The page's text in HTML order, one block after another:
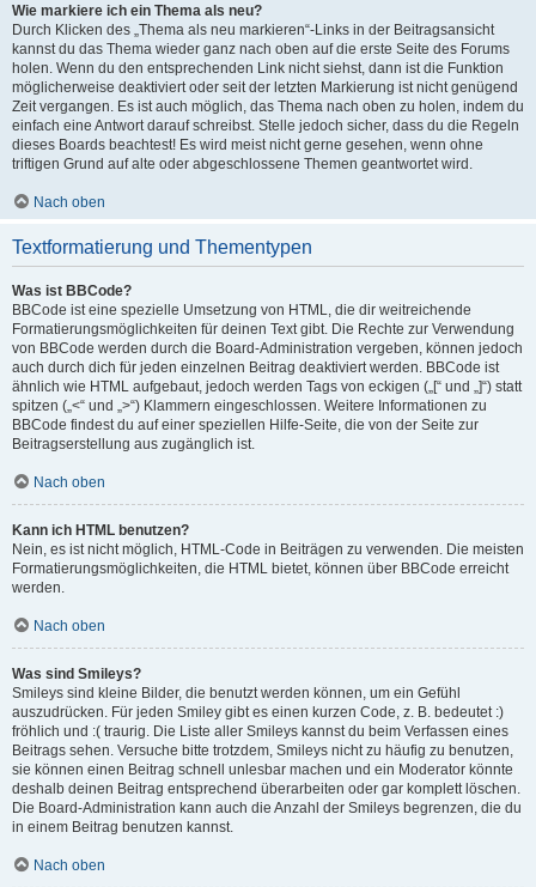
Wie markiere ich ein Thema als neu?
Durch Klicken des „Thema als neu markieren“-Links in der Beitragsansicht
kannst du das Thema wieder ganz nach oben auf die erste Seite des Forums
holen. Wenn du den entsprechenden Link nicht siehst, dann ist die Funktion
möglicherweise deaktiviert oder seit der letzten Markierung ist nicht genügend
Zeit vergangen. Es ist auch möglich, das Thema nach oben zu holen, indem du
einfach eine Antwort darauf schreibst. Stelle jedoch sicher, dass du die Regeln
dieses Boards beachtest! Es wird meist nicht gerne gesehen, wenn ohne
triftigen Grund auf alte oder abgeschlossene Themen geantwortet wird.
Nach oben
Textformatierung und Thementypen
Was ist BBCode?
BBCode ist eine spezielle Umsetzung von HTML, die dir weitreichende
Formatierungsmöglichkeiten für deinen Text gibt. Die Rechte zur Verwendung
von BBCode werden durch die Board-Administration vergeben, können jedoch
auch durch dich für jeden einzelnen Beitrag deaktiviert werden. BBCode ist
ähnlich wie HTML aufgebaut, jedoch werden Tags von eckigen („[“ und „]“) statt
spitzen („<“ und „>“) Klammern eingeschlossen. Weitere Informationen zu
BBCode findest du auf einer speziellen Hilfe-Seite, die von der Seite zur
Beitragserstellung aus zugänglich ist.
Nach oben
Kann ich HTML benutzen?
Nein, es ist nicht möglich, HTML-Code in Beiträgen zu verwenden. Die meisten
Formatierungsmöglichkeiten, die HTML bietet, können über BBCode erreicht
werden.
Nach oben
Was sind Smileys?
Smileys sind kleine Bilder, die benutzt werden können, um ein Gefühl
auszudrücken. Für jeden Smiley gibt es einen kurzen Code, z. B. bedeutet :)
fröhlich und :( traurig. Die Liste aller Smileys kannst du beim Verfassen eines
Beitrags sehen. Versuche bitte trotzdem, Smileys nicht zu häufig zu benutzen,
sie können einen Beitrag schnell unlesbar machen und ein Moderator könnte
deshalb deinen Beitrag entsprechend überarbeiten oder gar komplett löschen.
Die Board-Administration kann auch die Anzahl der Smileys begrenzen, die du
in einem Beitrag benutzen kannst.
Nach oben